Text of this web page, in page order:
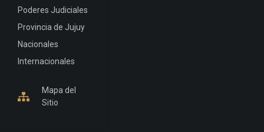
Poderes Judiciales
Provincia de Jujuy
Nacionales
Internacionales
Mapa del
Sitio